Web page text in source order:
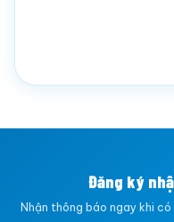
Đăng ký
Nhận thông báo ngay khi